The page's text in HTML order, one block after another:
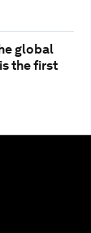
global
the first